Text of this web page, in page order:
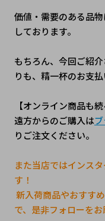
価値・需要のある品
しております。
もちろん、今回ご紹
りも、精一杯のお支
【オンライン商品も続
遠方からのご購入は
りご注文ください。
また当店ではインス
す！
で、是非フォローをお